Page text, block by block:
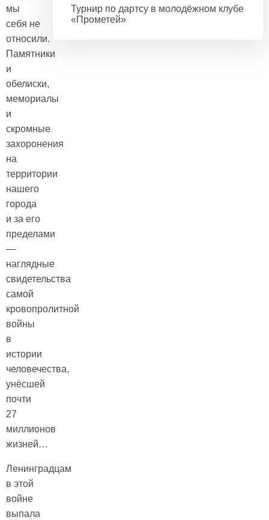
мы
себя не
относили.
Памятники
и
обелиски,
мемориалы
и
скромные
захоронения
на
территории
нашего
города
и за его
пределами
—
наглядные
свидетельства
самой
кровопролитной
войны
в
истории
человечества,
унёсшей
почти
27
миллионов
жизней…
Ленинградцам
в этой
войне
выпала
Турнир по дартсу в молодёжном клубе
«Прометей»